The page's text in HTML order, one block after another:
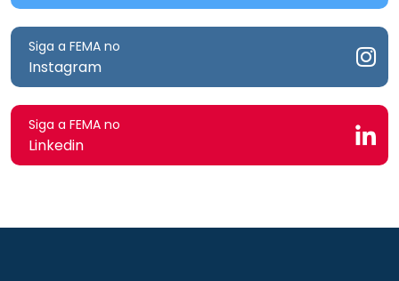
Siga a FEMA no
Instagram
Siga a FEMA no
Linkedin